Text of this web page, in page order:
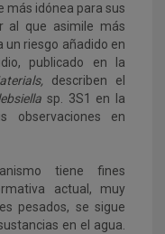
más idónea para sus
al que asimile más
un riesgo añadido en
publicado en la
describen el
sp. 3S1 en la
observaciones en
tiene fines
actual, muy
pesados, se sigue
en el agua.